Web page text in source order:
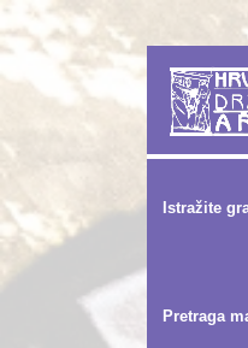
Istražite
Pretraga